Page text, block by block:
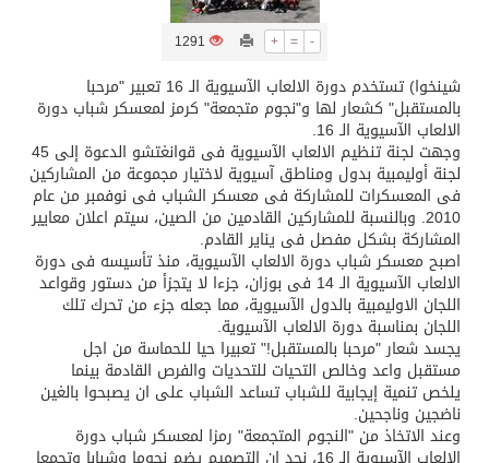
كسوة الكعبة تعتلي البيت العتيق
“سبيس إكس” تطلق 24 قمرًا صناعيًا جديدًا إلى الفضاء
+ = -
1291
شينخوا) تستخدم دورة الالعاب الآسيوية الـ 16 تعبير "مرحبا
بالمستقبل" كشعار لها و"نجوم متجمعة" كرمز لمعسكر شباب دورة
الالعاب الآسيوية الـ 16.
وجهت لجنة تنظيم الالعاب الآسيوية فى قوانغتشو الدعوة إلى 45
لجنة أوليمبية بدول ومناطق آسيوية لاختيار مجموعة من المشاركين
فى المعسكرات للمشاركة فى معسكر الشباب فى نوفمبر من عام
2010. وبالنسبة للمشاركين القادمين من الصين، سيتم اعلان معايير
المشاركة بشكل مفصل فى يناير القادم.
اصبح معسكر شباب دورة الالعاب الآسيوية، منذ تأسيسه فى دورة
الالعاب الآسيوية الـ 14 فى بوزان، جزءا لا يتجزأ من دستور وقواعد
اللجان الاوليمبية بالدول الآسيوية، مما جعله جزء من تحرك تلك
اللجان بمناسبة دورة الالعاب الآسيوية.
يجسد شعار "مرحبا بالمستقبل!" تعبيرا حيا للحماسة من اجل
مستقبل واعد وخالص التحيات للتحديات والفرص القادمة بينما
يلخص تنمية إيجابية للشباب تساعد الشباب على ان يصبحوا بالغين
ناضجين وناجحين.
وعند الاتخاذ من "النجوم المتجمعة" رمزا لمعسكر شباب دورة